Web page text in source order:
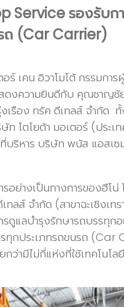
Service รองรับก
ถ (Car Carrier)
อร์ เคน อิวาโมโต้ กรรม
สดงความยินดีกับ คุณชา
เรือง ทรัค ดีเทลส์ จำกัด
ตโยต้า มอเตอร์ (ประเท
บริหาร บริษัท พนัส แอสเ
อย่างเป็นทางการของฮีโ
ส์ จำกัด (สาขาฉะเชิงเท
ดูแลบำรุงรักษารถบรรทุก
ทุกประเภทรถขนรถ (Car
ว่ามีไม่กี่แห่งที่ใช้เทคโนโล